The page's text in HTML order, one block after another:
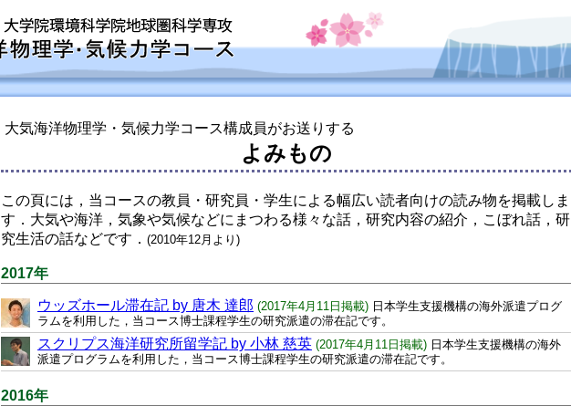
大気海洋物理学・気候力学コース構成員がお送りする
よみもの
この頁には，当コースの教員・研究員・学生による幅広い読者向けの読み物を掲載しま
す．大気や海洋，気象や気候などにまつわる様々な話，研究内容の紹介，こぼれ話，研
究生活の話などです． (2010年12月より)
2017年
ウッズホール滞在記 by 唐木 達郎 (2017年4月11日掲載) 日本学生支援機構の海外派遣プログ
ラムを利用した，当コース博士課程学生の研究派遣の滞在記です。
スクリプス海洋研究所留学記 by 小林 慈英 (2017年4月11日掲載) 日本学生支援機構の海外
派遣プログラムを利用した，当コース博士課程学生の研究派遣の滞在記です。
2016年